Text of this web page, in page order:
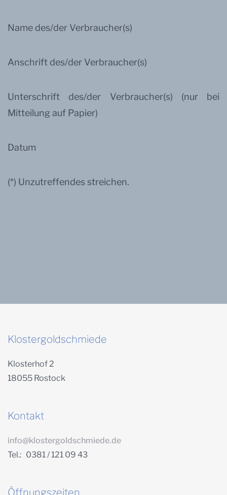
Name des/der Verbraucher(s)
Anschrift des/der Verbraucher(s)
Unterschrift des/der Verbraucher(s) (nur bei
Mitteilung auf Papier)
Datum
(*) Unzutreffendes streichen.
Klostergoldschmiede
Klosterhof 2
18055 Rostock
Kontakt
info@klostergoldschmiede.de
Tel.: 0381 / 121 09 43
Öffnungszeiten